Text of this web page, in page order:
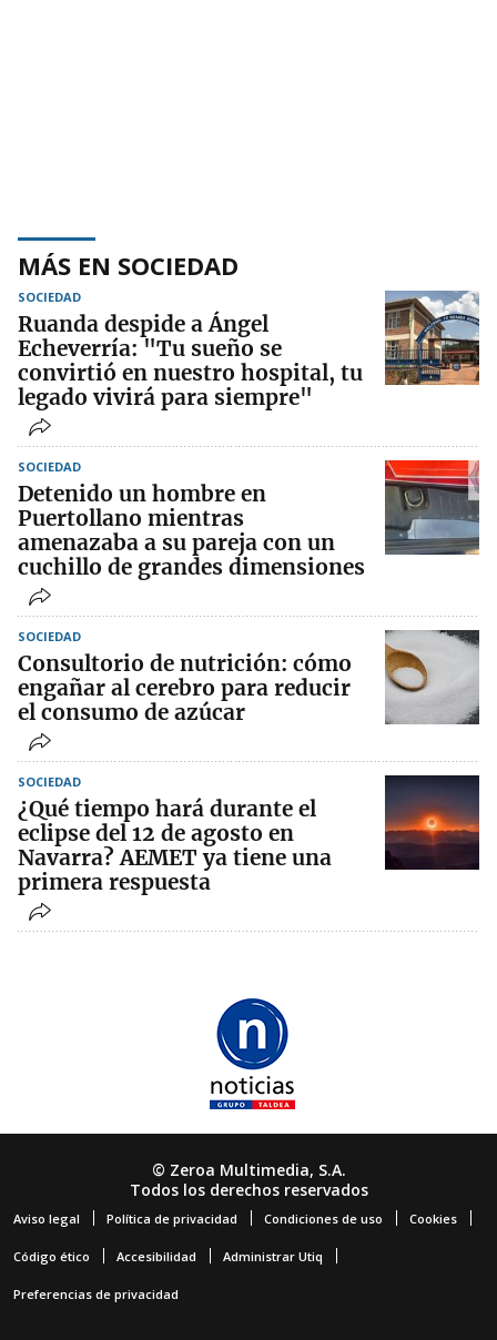
MÁS EN SOCIEDAD
SOCIEDAD
Ruanda despide a Ángel
Echeverría: "Tu sueño se
convirtió en nuestro hospital, tu
legado vivirá para siempre"
SOCIEDAD
Detenido un hombre en
Puertollano mientras
amenazaba a su pareja con un
cuchillo de grandes dimensiones
SOCIEDAD
Consultorio de nutrición: cómo
engañar al cerebro para reducir
el consumo de azúcar
SOCIEDAD
¿Qué tiempo hará durante el
eclipse del 12 de agosto en
Navarra? AEMET ya tiene una
primera respuesta
© Zeroa Multimedia, S.A.
Todos los derechos reservados
Aviso legal Política de privacidad Condiciones de uso Cookies
Código ético Accesibilidad Administrar Utiq
Preferencias de privacidad